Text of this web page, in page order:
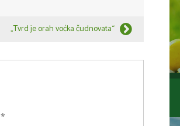
„Tvrd je orah voćka čudnovata“
*